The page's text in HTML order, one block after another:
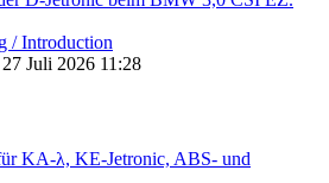
/ Introduction
27 Juli 2026 11:28